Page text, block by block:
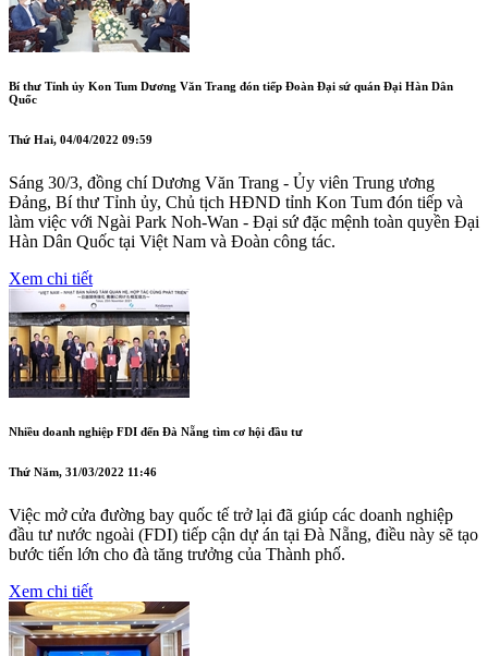
Bí thư Tỉnh ủy Kon Tum Dương Văn Trang đón tiếp Đoàn Đại sứ quán Đại Hàn Dân
Quốc
Thứ Hai, 04/04/2022 09:59
Sáng 30/3, đồng chí Dương Văn Trang - Ủy viên Trung ương
Đảng, Bí thư Tỉnh ủy, Chủ tịch HĐND tỉnh Kon Tum đón tiếp và
làm việc với Ngài Park Noh-Wan - Đại sứ đặc mệnh toàn quyền Đại
Hàn Dân Quốc tại Việt Nam và Đoàn công tác.
Xem chi tiết
Nhiều doanh nghiệp FDI đến Đà Nẵng tìm cơ hội đầu tư
Thứ Năm, 31/03/2022 11:46
Việc mở cửa đường bay quốc tế trở lại đã giúp các doanh nghiệp
đầu tư nước ngoài (FDI) tiếp cận dự án tại Đà Nẵng, điều này sẽ tạo
bước tiến lớn cho đà tăng trưởng của Thành phố.
Xem chi tiết